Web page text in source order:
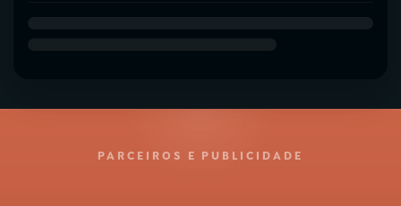
PARCEIROS E PUBLICIDADE